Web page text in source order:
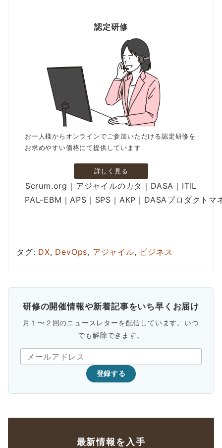
認定研修
お一人様からオンラインでご参加いただける認定研修を
お求めやすい価格にて提供しています
詳しく見る
Scrum.org｜アジャイルのカタ｜DASA｜ITIL
PAL-EBM｜APS｜SPS｜AKP｜DASAプロダクトマ
タグ: DX, DevOps, アジャイル, ビジネス
研修の開催情報や新着記事をいち早くお届け
月１〜２回のニュースレターを配信しています。いつ
でも解除できます。
登録する
最新情報を入手